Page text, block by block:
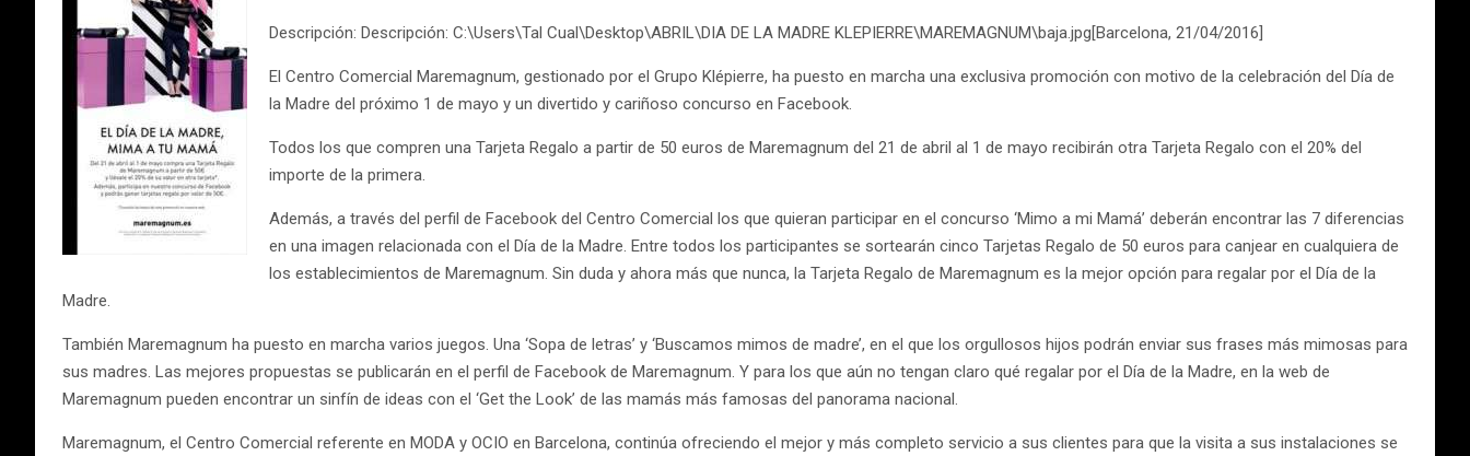
Descripción: Descripción: C:\Users\Tal Cual\Desktop\ABRIL\DIA DE LA MADRE KLEPIERRE\MAREMAGNUM\baja.jpg[Barcelona, 21/04/2016]
El Centro Comercial Maremagnum, gestionado por el Grupo Klépierre, ha puesto en marcha una exclusiva promoción con motivo de la celebración del Día de
la Madre del próximo 1 de mayo y un divertido y cariñoso concurso en Facebook.
Todos los que compren una Tarjeta Regalo a partir de 50 euros de Maremagnum del 21 de abril al 1 de mayo recibirán otra Tarjeta Regalo con el 20% del
importe de la primera.
Además, a través del perfil de Facebook del Centro Comercial los que quieran participar en el concurso ‘Mimo a mi Mamá’ deberán encontrar las 7 diferencias
en una imagen relacionada con el Día de la Madre. Entre todos los participantes se sortearán cinco Tarjetas Regalo de 50 euros para canjear en cualquiera de
los establecimientos de Maremagnum. Sin duda y ahora más que nunca, la Tarjeta Regalo de Maremagnum es la mejor opción para regalar por el Día de la
Madre.
También Maremagnum ha puesto en marcha varios juegos. Una ‘Sopa de letras’ y ‘Buscamos mimos de madre’, en el que los orgullosos hijos podrán enviar sus frases más mimosas para
sus madres. Las mejores propuestas se publicarán en el perfil de Facebook de Maremagnum. Y para los que aún no tengan claro qué regalar por el Día de la Madre, en la web de
Maremagnum pueden encontrar un sinfín de ideas con el ‘Get the Look’ de las mamás más famosas del panorama nacional.
Maremagnum, el Centro Comercial referente en MODA y OCIO en Barcelona, continúa ofreciendo el mejor y más completo servicio a sus clientes para que la visita a sus instalaciones se